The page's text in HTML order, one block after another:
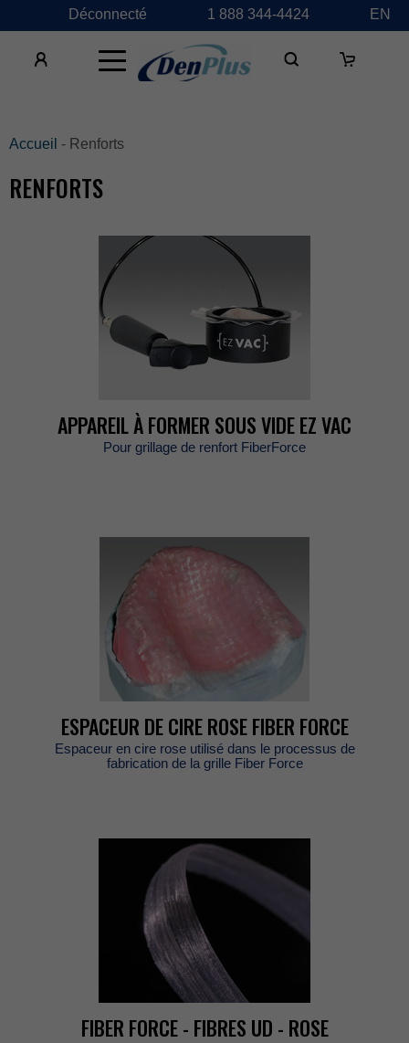
Déconnecté 1888344-4424 EN
×
Accueil -Renforts
RENFORTS
APPAREILÀFORMERSOUSVIDEEZVAC
PourgrillagederenfortFiberForce
ESPACEURDECIREROSEFIBERFORCE
Espaceurencireroseutilisédansleprocessusde
fabricationdelagrilleFiberForce
FIBERFORCE-FIBRESUD-ROSE